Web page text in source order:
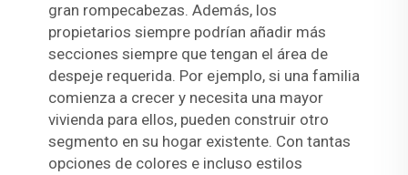
gran rompecabezas. Además, los
propietarios siempre podrían añadir más
secciones siempre que tengan el área de
despeje requerida. Por ejemplo, si una familia
comienza a crecer y necesita una mayor
vivienda para ellos, pueden construir otro
segmento en su hogar existente. Con tantas
opciones de colores e incluso estilos